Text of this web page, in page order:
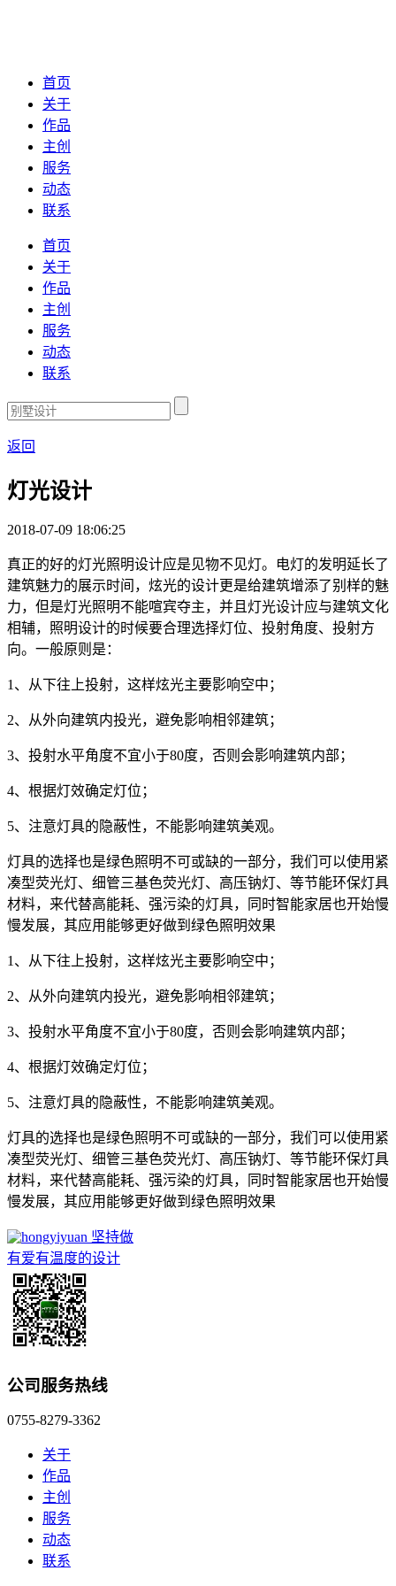
首页
关于
作品
主创
服务
动态
联系
首页
关于
作品
主创
服务
动态
联系
返回
灯光设计
2018-07-09 18:06:25
真正的好的灯光照明设计应是见物不见灯。电灯的发明延长了
建筑魅力的展示时间，炫光的设计更是给建筑增添了别样的魅
力，但是灯光照明不能喧宾夺主，并且灯光设计应与建筑文化
相辅，照明设计的时候要合理选择灯位、投射角度、投射方
向。一般原则是：
1、从下往上投射，这样炫光主要影响空中；
2、从外向建筑内投光，避免影响相邻建筑；
3、投射水平角度不宜小于80度，否则会影响建筑内部；
4、根据灯效确定灯位；
5、注意灯具的隐蔽性，不能影响建筑美观。
灯具的选择也是绿色照明不可或缺的一部分，我们可以使用紧
凑型荧光灯、细管三基色荧光灯、高压钠灯、等节能环保灯具
材料，来代替高能耗、强污染的灯具，同时智能家居也开始慢
慢发展，其应用能够更好做到绿色照明效果
1、从下往上投射，这样炫光主要影响空中；
2、从外向建筑内投光，避免影响相邻建筑；
3、投射水平角度不宜小于80度，否则会影响建筑内部；
4、根据灯效确定灯位；
5、注意灯具的隐蔽性，不能影响建筑美观。
灯具的选择也是绿色照明不可或缺的一部分，我们可以使用紧
凑型荧光灯、细管三基色荧光灯、高压钠灯、等节能环保灯具
材料，来代替高能耗、强污染的灯具，同时智能家居也开始慢
慢发展，其应用能够更好做到绿色照明效果
坚持做
有爱有温度的设计
公司服务热线
0755-8279-3362
关于
作品
主创
服务
动态
联系